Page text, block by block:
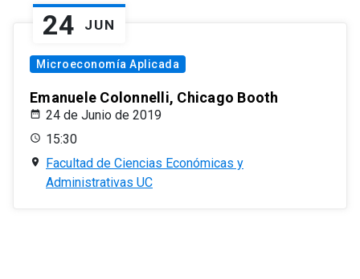
24 JUN
Microeconomía Aplicada
Emanuele Colonnelli, Chicago Booth
24 de Junio de 2019
15:30
Facultad de Ciencias Económicas y
Administrativas UC